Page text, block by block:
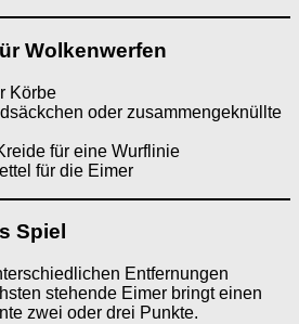
Wolkenwerfen
Körbe
oder zusammengeknüllte
für eine Wurflinie
für die Eimer
Spiel
Entfernungen
stehende Eimer bringt einen
zwei oder drei Punkte.